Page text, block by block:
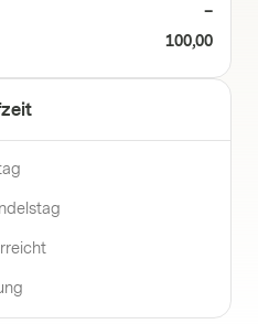
–
100,00